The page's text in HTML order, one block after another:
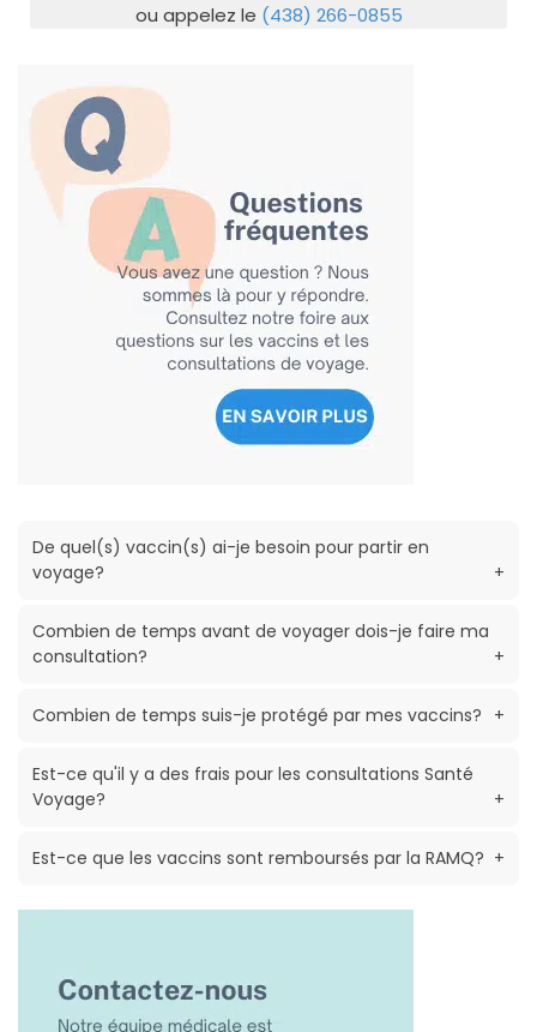
ou appelez le (438) 266-0855
De quel(s) vaccin(s) ai-je besoin pour partir en
voyage?
+
Combien de temps avant de voyager dois-je faire ma
consultation?
+
Combien de temps suis-je protégé par mes vaccins? +
Est-ce qu'il y a des frais pour les consultations Santé
Voyage?
+
Est-ce que les vaccins sont remboursés par la RAMQ? +